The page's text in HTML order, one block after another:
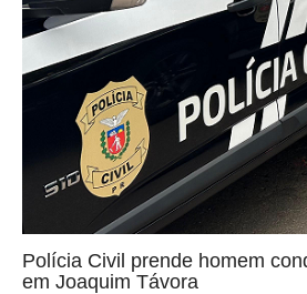
Polícia Civil prende homem
em Joaquim Távora